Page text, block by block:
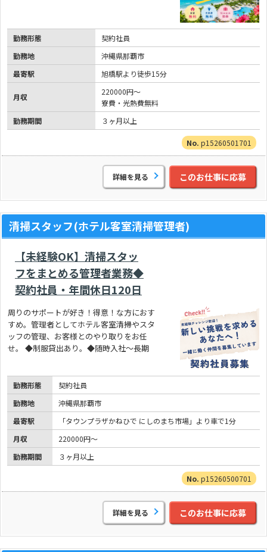
勤務形態
契約社員
勤務地
沖縄県那覇市
最寄駅
旭橋駅より徒歩15分
月収
220000円～
寮費・光熱費無料
勤務期間
３ヶ月以上
p15260501701
詳細を見る このお仕事に応募
清掃スタッフ(ホテル客室清掃管理者)
【未経験OK】清掃スタッ
フをまとめる管理者業務◆
契約社員・年間休日120日
周りのサポートが好き！得意！な方におす
すめ。管理者としてホテル客室清掃やスタ
ッフの管理、お客様とのやり取りをお任
せ。 ◆制服貸出あり。◆随時入社～長期
勤務形態
契約社員
勤務地
沖縄県那覇市
最寄駅
「タウンプラザかねひで にしのまち市場」より車で1分
月収
220000円～
勤務期間
３ヶ月以上
p15260500701
詳細を見る このお仕事に応募